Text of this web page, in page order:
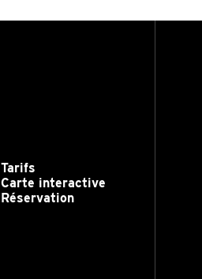
Tarifs
Carte interactive
Réservation